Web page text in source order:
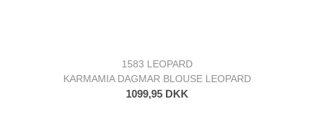
1583 LEOPARD
KARMAMIA DAGMAR BLOUSE LEOPARD
1099,95 DKK